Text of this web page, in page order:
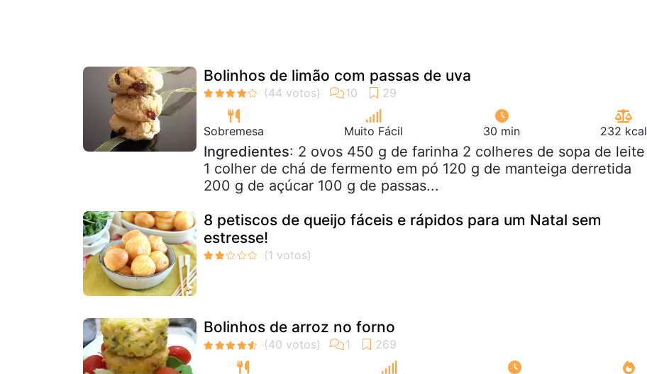
Bolinhos de limão com passas de uva
Sobremesa Muito Fácil 30 min 232 kcal
Ingredientes: 2 ovos 450 g de farinha 2 colheres de sopa de leite
1 colher de chá de fermento em pó 120 g de manteiga derretida
200 g de açúcar 100 g de passas...
8 petiscos de queijo fáceis e rápidos para um Natal sem
estresse!
Bolinhos de arroz no forno